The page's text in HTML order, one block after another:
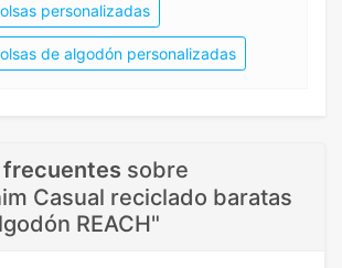
personalizadas
de algodón personalizadas
sobre
Casual reciclado baratas
REACH"